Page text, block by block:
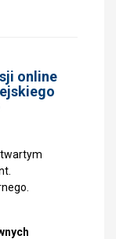
online